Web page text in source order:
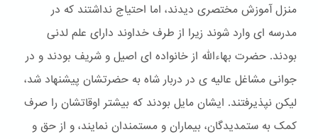
منزل آموزش مختصری دیدند، اما احتیاج نداشتند که در
مدرسه ای وارد شوند زیرا از طرف خداوند دارای علم لدنی
بودند. حضرت بهاءالله از خانواده ای اصیل و شریف بودند و در
جوانی مشاغل عالیه ی در دربار شاه به حضرتشان پیشنهاد شد،
لیکن نپذیرفتند. ایشان مایل بودند که بیشتر اوقاتشان را صرف
کمک به ستمدیدگان، بیماران و مستمندان نمایند، و از حق و